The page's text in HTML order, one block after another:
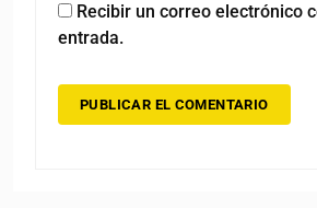
Recibir un correo electrónico
entrada.